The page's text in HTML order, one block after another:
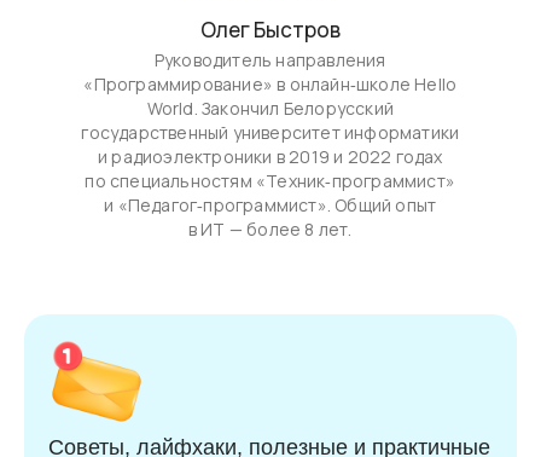
Олег Быстров
Руководитель направления
«Программирование» в онлайн‑школе Hello
World. Закончил Белорусский
государственный университет информатики
и радиоэлектроники в 2019 и 2022 годах
по специальностям «Техник‑программист»